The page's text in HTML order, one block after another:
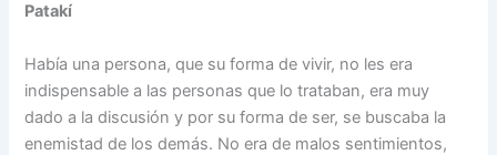
Patakí
Había una persona, que su forma de vivir, no les era
indispensable a las personas que lo trataban, era muy
dado a la discusión y por su forma de ser, se buscaba la
enemistad de los demás. No era de malos sentimientos,